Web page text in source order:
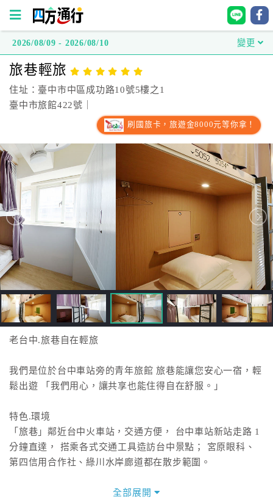
方
通
行
台
灣
訂
房
直
接
跟
飯
店
訂
HOT
色
民
宿
2026/08/09 - 2026/08/10 變更
旅巷輕旅
住址：臺中市中區成功路10號5樓之1
臺中市旅館422號｜
刷國旅卡，旅遊金8000元等你拿！
老台中.旅巷自在輕旅
我們是位於台中車站旁的青年旅館 旅巷能讓您安心一宿，輕
鬆出遊 「我們用心，讓共享也能住得自在舒服。」
特色.環境
「旅巷」鄰近台中火車站，交通方便， 台中車站新站走路 1
分鐘直達， 搭乘各式交通工具造訪台中景點； 宮原眼科、
第四信用合作社、綠川水岸廊道都在散步範圍。
全部展開